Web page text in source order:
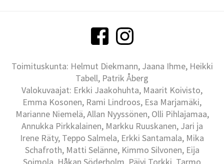
Toimituskunta: Helmut Diekmann, Jaana Ihme, Heikki
Tabell, Patrik Åberg
Valokuvaajat: Erkki Jaakohuhta, Maarit Koivisto,
Emma Kosonen, Rami Lindroos, Esa Marjamäki,
Marianne Niemelä, Allan Nyyssönen, Olli Pihlajamaa,
Annukka Pirkkalainen, Markku Ruuskanen, Jari ja
Irene Räty, Teppo Salmela, Erkki Santamala, Mika
Schafroth, Matti Selänne, Kimmo Silvonen, Eija